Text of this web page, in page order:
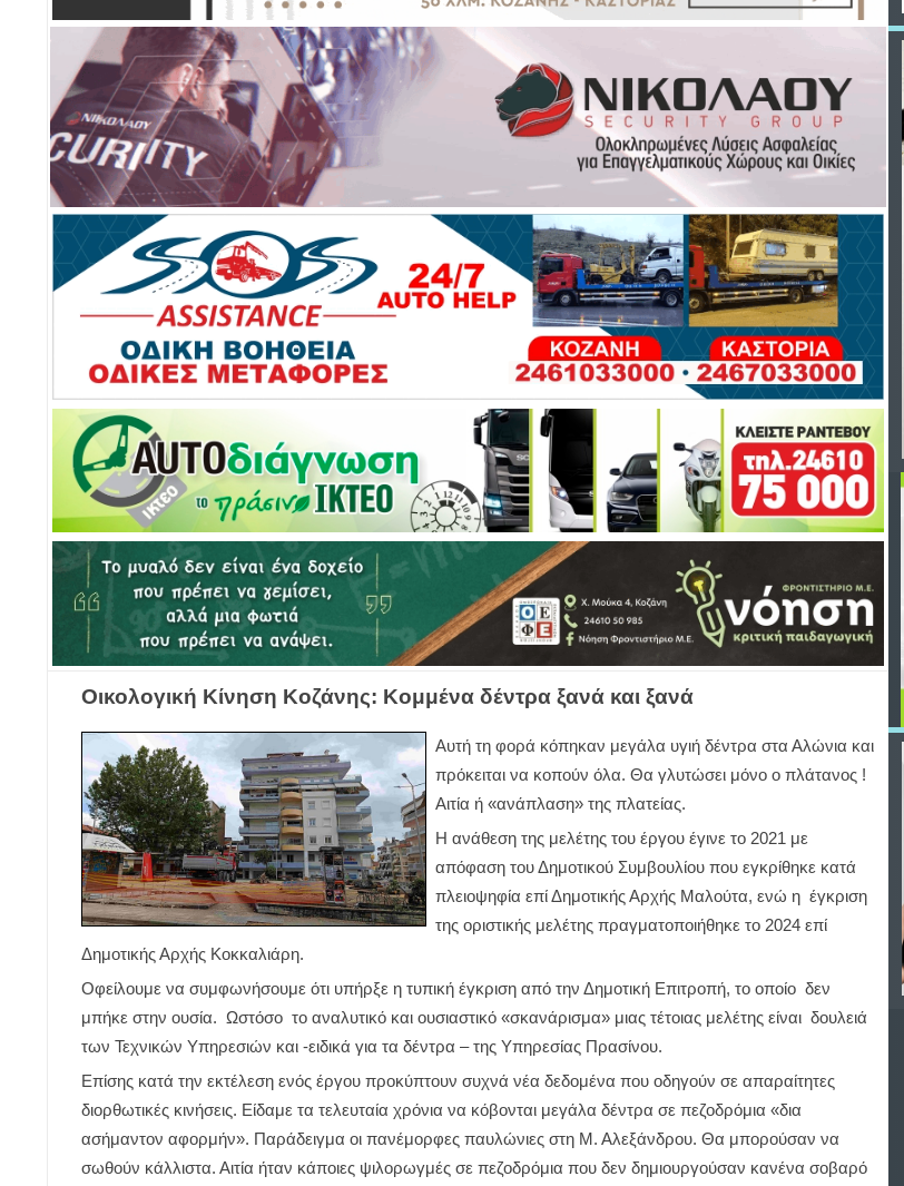
Οικολογική Κίνηση Κοζάνης: Κομμένα δέντρα ξανά και ξανά
Αυτή τη φορά κόπηκαν μεγάλα υγιή δέντρα στα Αλώνια και
πρόκειται να κοπούν όλα. Θα γλυτώσει μόνο ο πλάτανος !
Αιτία ή «ανάπλαση» της πλατείας.
Η ανάθεση της μελέτης του έργου έγινε το 2021 με
απόφαση του Δημοτικού Συμβουλίου που εγκρίθηκε κατά
πλειοψηφία επί Δημοτικής Αρχής Μαλούτα, ενώ η έγκριση
της οριστικής μελέτης πραγματοποιήθηκε το 2024 επί
Δημοτικής Αρχής Κοκκαλιάρη.
Οφείλουμε να συμφωνήσουμε ότι υπήρξε η τυπική έγκριση από την Δημοτική Επιτροπή, το οποίο δεν
μπήκε στην ουσία. Ωστόσο το αναλυτικό και ουσιαστικό «σκανάρισμα» μιας τέτοιας μελέτης είναι δουλειά
των Τεχνικών Υπηρεσιών και -ειδικά για τα δέντρα – της Υπηρεσίας Πρασίνου.
Επίσης κατά την εκτέλεση ενός έργου προκύπτουν συχνά νέα δεδομένα που οδηγούν σε απαραίτητες
διορθωτικές κινήσεις. Είδαμε τα τελευταία χρόνια να κόβονται μεγάλα δέντρα σε πεζοδρόμια «δια
ασήμαντον αφορμήν». Παράδειγμα οι πανέμορφες παυλώνιες στη Μ. Αλεξάνδρου. Θα μπορούσαν να
σωθούν κάλλιστα. Αιτία ήταν κάποιες ψιλορωγμές σε πεζοδρόμια που δεν δημιουργούσαν κανένα σοβαρό